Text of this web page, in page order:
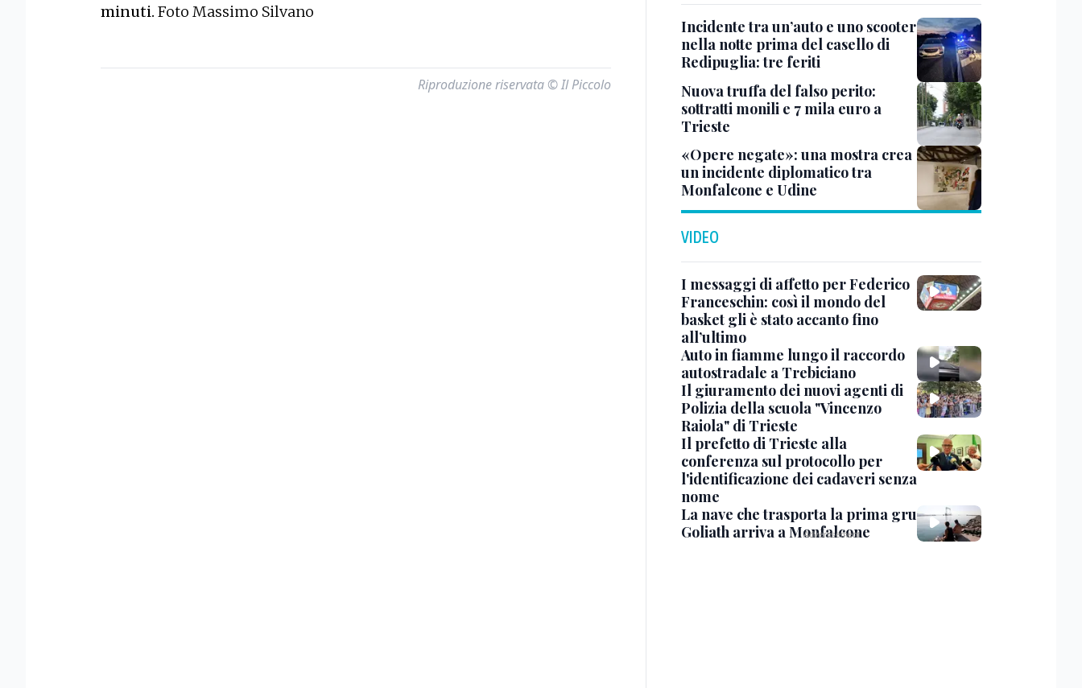
minuti. Foto Massimo Silvano
Riproduzione riservata © Il Piccolo
Incidente tra un’auto e uno scooter
nella notte prima del casello di
Redipuglia: tre feriti
Nuova truffa del falso perito:
sottratti monili e 7 mila euro a
Trieste
«Opere negate»: una mostra crea
un incidente diplomatico tra
Monfalcone e Udine
VIDEO
I messaggi di affetto per Federico
Franceschin: così il mondo del
basket gli è stato accanto fino
all’ultimo
Auto in fiamme lungo il raccordo
autostradale a Trebiciano
Il giuramento dei nuovi agenti di
Polizia della scuola "Vincenzo
Raiola" di Trieste
Il prefetto di Trieste alla
conferenza sul protocollo per
l'identificazione dei cadaveri senza
nome
La nave che trasporta la prima gru
Goliath arriva a Monfalcone